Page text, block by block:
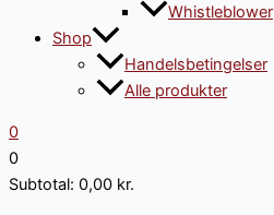
Whistleblower
Shop
Handelsbetingelser
Alle produkter
0
0
Subtotal: 0,00 kr.